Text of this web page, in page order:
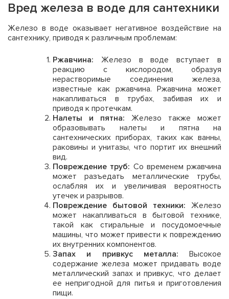
Вред железа в воде для сантехники
Железо в воде оказывает негативное воздействие на
сантехнику, приводя к различным проблемам:
Ржавчина: Железо в воде вступает в
реакцию с кислородом, образуя
нерастворимые соединения железа,
известные как ржавчина. Ржавчина может
накапливаться в трубах, забивая их и
приводя к протечкам.
Налеты и пятна: Железо также может
образовывать налеты и пятна на
сантехнических приборах, таких как ванны,
раковины и унитазы, что портит их внешний
вид.
Повреждение труб: Со временем ржавчина
может разъедать металлические трубы,
ослабляя их и увеличивая вероятность
утечек и разрывов.
Повреждение бытовой техники: Железо
может накапливаться в бытовой технике,
такой как стиральные и посудомоечные
машины, что может привести к повреждению
их внутренних компонентов.
Запах и привкус металла: Высокое
содержание железа может придавать воде
металлический запах и привкус, что делает
ее непригодной для питья и приготовления
пищи.